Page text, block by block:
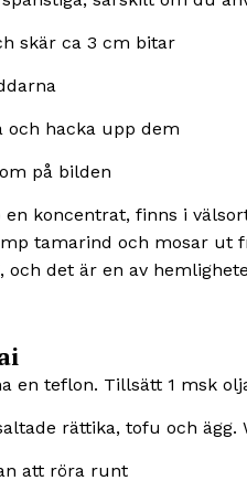
skär ca 3 cm bitar
och hacka upp dem
på bilden
koncentrat, finns i
tamarind och mosar ut
och det är en av
en teflon. Tillsätt 1 msk
rättika, tofu och
att röra runt